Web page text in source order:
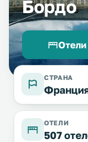
Бордо
Отели
СТРАНА
ОТЕЛИ
507